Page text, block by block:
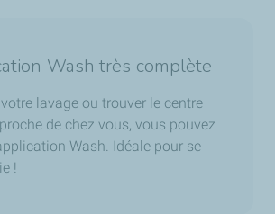
Wash très complète
lavage ou trouver le centre
de chez vous, vous pouvez
Wash. Idéale pour se
!